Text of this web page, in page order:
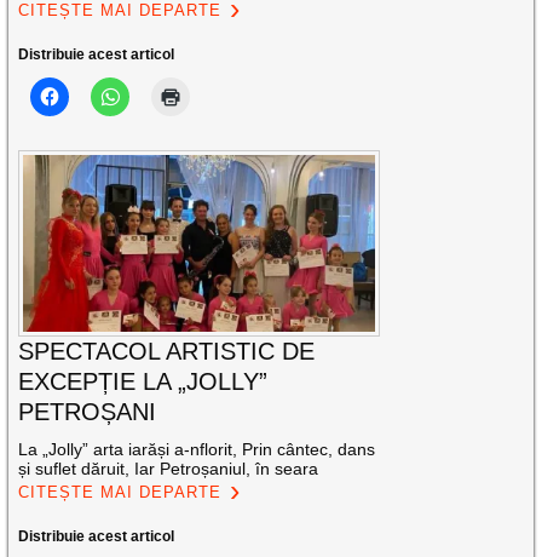
CITEȘTE MAI DEPARTE
Distribuie acest articol
SPECTACOL ARTISTIC DE
EXCEPȚIE LA „JOLLY”
PETROȘANI
La „Jolly” arta iarăși a-nflorit, Prin cântec, dans
și suflet dăruit, Iar Petroșaniul, în seara
CITEȘTE MAI DEPARTE
Distribuie acest articol